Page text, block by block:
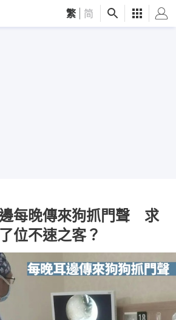
繁 简
每晚傳來狗抓門聲 求
位不速之客？